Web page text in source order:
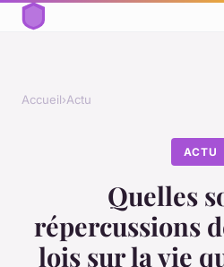
Accueil›Actu
ACTU
Quelles
répercussions
lois sur la vie